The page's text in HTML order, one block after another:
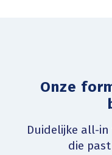
Onze
Duidelijke all-
die